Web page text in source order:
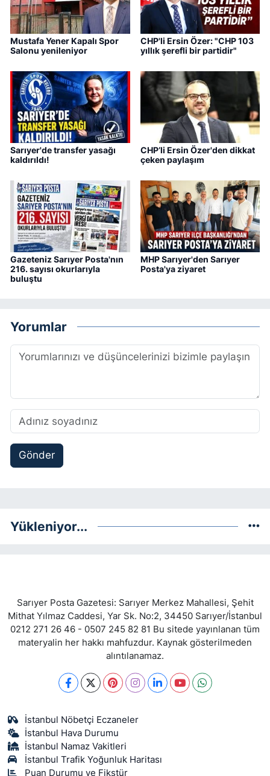
Mustafa Yener Kapalı Spor
Salonu yenileniyor
CHP'li Ersin Özer: "CHP 103
yıllık şerefli bir partidir"
Sarıyer'de transfer yasağı
kaldırıldı!
CHP’li Ersin Özer'den dikkat
çeken paylaşım
Gazeteniz Sarıyer Posta'nın
216. sayısı okurlarıyla
buluştu
MHP Sarıyer'den Sarıyer
Posta'ya ziyaret
Yorumlar
Gönder
Yükleniyor...
Sarıyer Posta Gazetesi: Sarıyer Merkez Mahallesi, Şehit
Mithat Yılmaz Caddesi, Yar Sk. No:2, 34450 Sarıyer/İstanbul
0212 271 26 46 - 0507 245 82 81 Bu sitede yayınlanan tüm
materyalin her hakkı mahfuzdur. Kaynak gösterilmeden
alıntılanamaz.
İstanbul Nöbetçi Eczaneler
İstanbul Hava Durumu
İstanbul Namaz Vakitleri
İstanbul Trafik Yoğunluk Haritası
Puan Durumu ve Fikstür